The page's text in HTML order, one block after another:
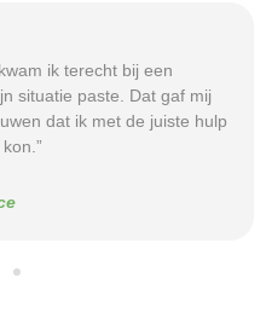
ik terecht bij een
situatie paste. Dat gaf mij
dat ik met de juiste hulp